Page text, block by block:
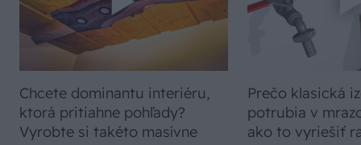
Chcete dominantu interiéru,
ktorá pritiahne pohľady?
Vyrobte si takéto masívne
Prečo klasická
potrubia v
ako to vyriešiť